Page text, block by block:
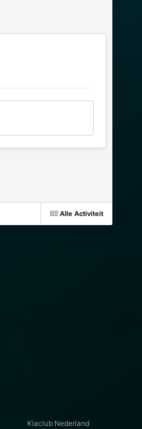
Alle Activiteit
Kiaclub Nederland